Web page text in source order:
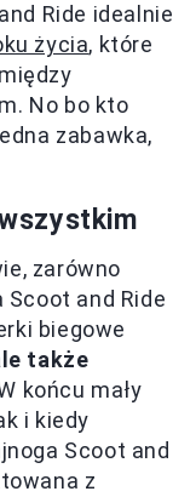
Ride idealnie
życia, które
No bo kto
zabawka,
zarówno
Scoot and Ride
biegowe
także
końcu mały
i kiedy
Scoot and
z